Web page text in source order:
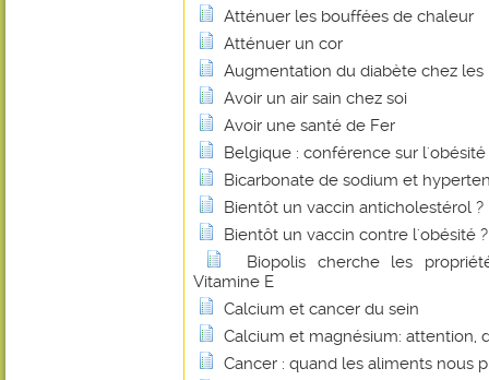
Atténuer les bouffées de chaleur
Atténuer un cor
Augmentation du diabète chez les
Avoir un air sain chez soi
Avoir une santé de Fer
Belgique : conférence sur l'obésité
Bicarbonate de sodium et
Bientôt un vaccin anticholestérol ?
Bientôt un vaccin contre l'obésité ?
Biopolis cherche les
Vitamine E
Calcium et cancer du sein
Calcium et magnésium: attention,
Cancer : quand les aliments nous